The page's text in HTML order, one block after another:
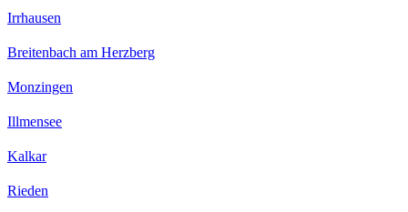
Irrhausen
Breitenbach am Herzberg
Monzingen
Illmensee
Kalkar
Rieden